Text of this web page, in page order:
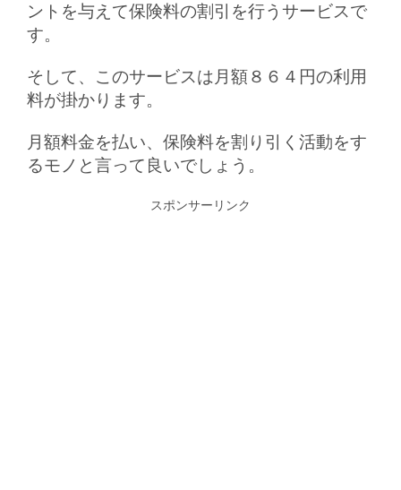
ントを与えて保険料の割引を行うサービスで
す。
そして、このサービスは月額８６４円の利用
料が掛かります。
月額料金を払い、保険料を割り引く活動をす
るモノと言って良いでしょう。
スポンサーリンク